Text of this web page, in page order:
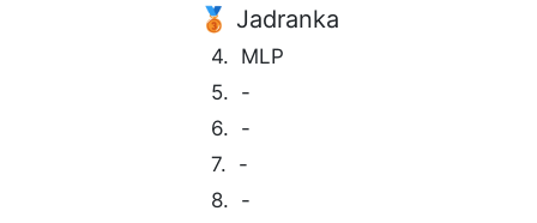
🥉 Jadranka
4. MLP
5. -
6. -
7. -
8. -